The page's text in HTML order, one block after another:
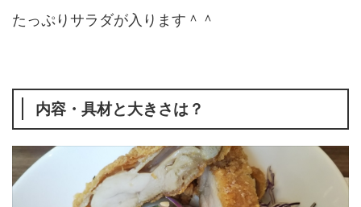
たっぷりサラダが入ります＾＾
内容・具材と大きさは？